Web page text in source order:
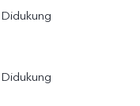
Didukung
Didukung